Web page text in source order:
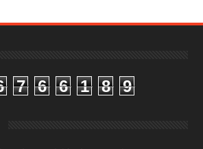
7 6 6 1 8 9